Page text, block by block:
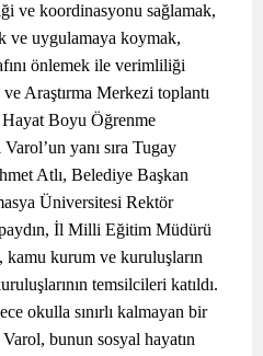
ve koordinasyonu sağlamak,
ve uygulamaya koymak,
önlemek ile verimliliği
Araştırma Merkezi toplantı
Boyu Öğrenme
yanı sıra Tugay
Atlı, Belediye Başkan
Üniversitesi Rektör
İl Milli Eğitim Müdürü
kurum ve kuruluşların
temsilcileri katıldı.
okulla sınırlı kalmayan bir
bunun sosyal hayatın